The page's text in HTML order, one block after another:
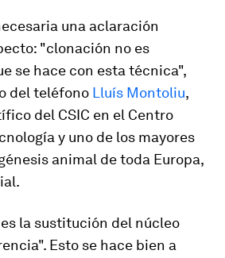
una aclaración
"clonación no es
se hace con esta técnica",
del teléfono Lluís Montoliu,
del CSIC en el Centro
y uno de los mayores
animal de toda Europa,
la sustitución del núcleo
Esto se hace bien a